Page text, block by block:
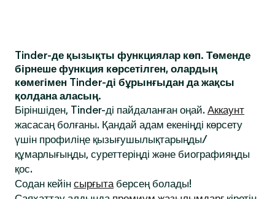
Tinder-де қызықты функциялар көп. Төменде
бірнеше функция көрсетілген, олардың
көмегімен Tinder-ді бұрынғыдан да жақсы
қолдана аласың.
Біріншіден, Tinder-ді пайдаланған оңай. Аккаунт
жасасаң болғаны. Қандай адам екеніңді көрсету
үшін профиліңе қызығушылықтарыңды/
құмарлығыңды, суреттеріңді және биографияңды
қос.
Содан кейін сырғытаберсең болады!